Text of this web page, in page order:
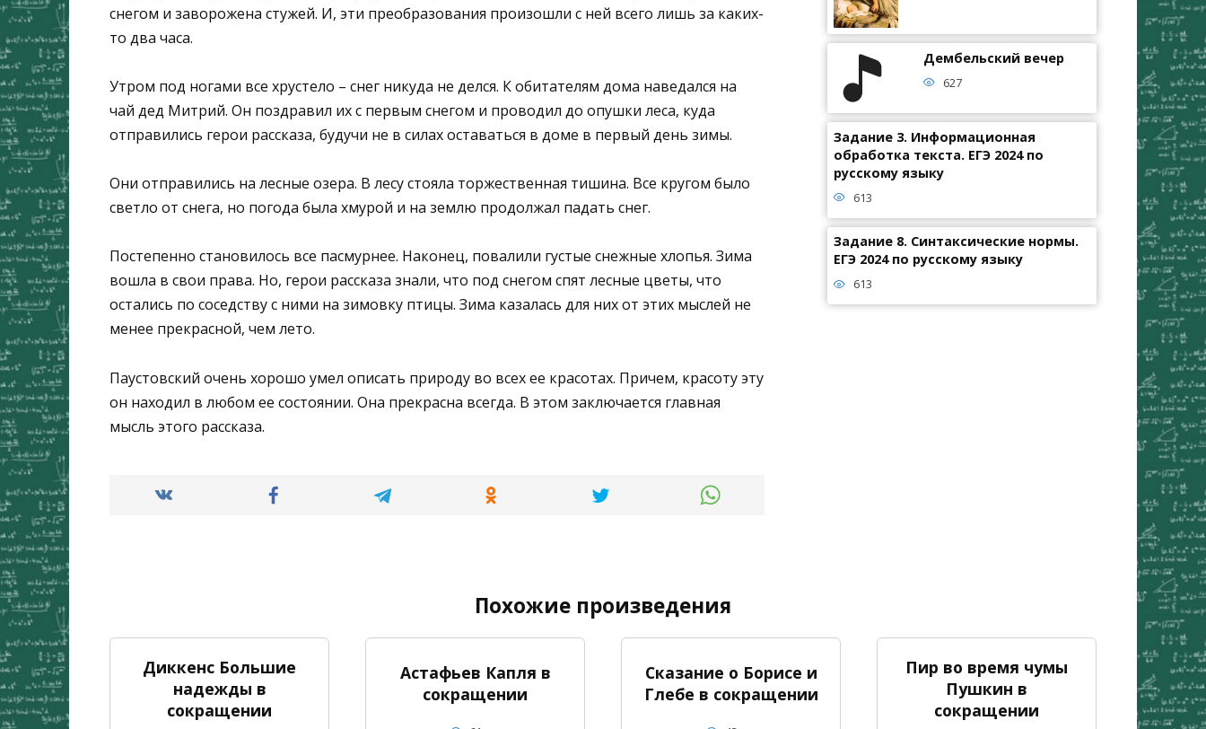
снегом и заворожена стужей. И, эти преобразования произошли с ней всего лишь за каких-
то два часа.
Утром под ногами все хрустело – снег никуда не делся. К обитателям дома наведался на
чай дед Митрий. Он поздравил их с первым снегом и проводил до опушки леса, куда
отправились герои рассказа, будучи не в силах оставаться в доме в первый день зимы.
Они отправились на лесные озера. В лесу стояла торжественная тишина. Все кругом было
светло от снега, но погода была хмурой и на землю продолжал падать снег.
Постепенно становилось все пасмурнее. Наконец, повалили густые снежные хлопья. Зима
вошла в свои права. Но, герои рассказа знали, что под снегом спят лесные цветы, что
остались по соседству с ними на зимовку птицы. Зима казалась для них от этих мыслей не
менее прекрасной, чем лето.
Паустовский очень хорошо умел описать природу во всех ее красотах. Причем, красоту эту
он находил в любом ее состоянии. Она прекрасна всегда. В этом заключается главная
мысль этого рассказа.
Дембельский вечер
627
Задание 3. Информационная
обработка текста. ЕГЭ 2024 по
русскому языку
613
Задание 8. Синтаксические нормы.
ЕГЭ 2024 по русскому языку
613
Похожие произведения
Диккенс Большие
надежды в
сокращении
Астафьев Капля в
сокращении
Сказание о Борисе и
Глебе в сокращении
Пир во время чумы
Пушкин в
сокращении